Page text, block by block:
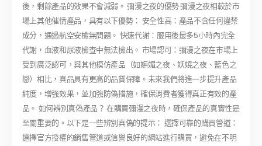
後，剩餘產品的效果不會減弱。 彌漫之夜的優勢 彌漫之夜相較於市
場上其他催情產品，具有以下優勢： 安全性高：產品不含任何違禁
成分，通過航空安檢無問題。 快速代謝：服用後最多5小時內完全
代謝，血液和尿液檢查中無法檢出。 市場認可：彌漫之夜在市場上
受到廣泛認可，與其他模仿產品（如嫵媚之夜、妖嬈之夜、藍色之
戀）相比，真品具有更高的品質保障。未來我們將進一步提升產品
純度，增強效果，並加強防偽措施，確保消費者獲得真正有效的產
品。 如何辨別真偽產品？ 在購買彌漫之夜時，確保產品的真實性是
至關重要的。以下是一些辨別真偽的提示： 選擇可靠的購買管道：
選擇官方授權的銷售管道或信譽良好的網站進行購買，避免在不明